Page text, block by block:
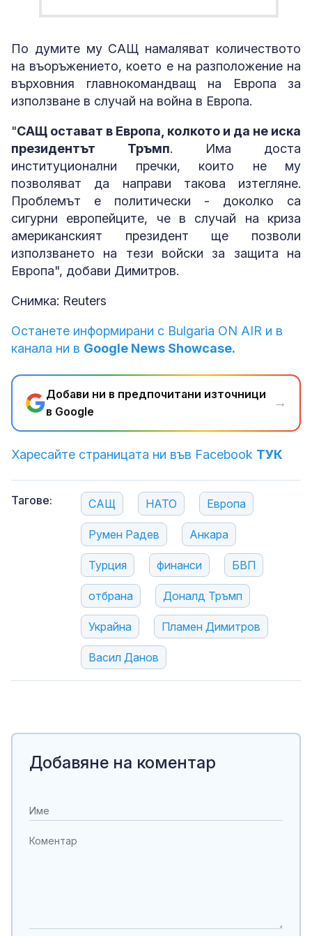
По думите му САЩ намаляват количеството
на въоръжението, което е на разположение на
върховния главнокомандващ на Европа за
използване в случай на война в Европа.
"САЩ остават в Европа, колкото и да не иска
президентът Тръмп. Има доста
институционални пречки, които не му
позволяват да направи такова изтегляне.
Проблемът е политически - доколко са
сигурни европейците, че в случай на криза
американският президент ще позволи
използването на тези войски за защита на
Европа", добави Димитров.
Снимка: Reuters
Останете информирани с Bulgaria ON AIR и в
канала ни в Google News Showcase.
Добави ни в предпочитани източници
в Google
→
Харесайте страницата ни във Facebook ТУК
Тагове: САЩ НАТО Европа
Румен Радев Анкара
Турция финанси БВП
отбрана Доналд Тръмп
Украйна Пламен Димитров
Васил Данов
Добавяне на коментар